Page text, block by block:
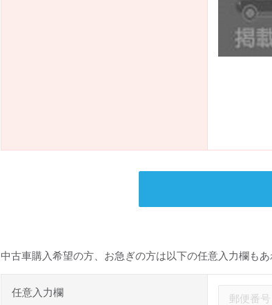
中古車購入希望の方、お急ぎの方は以下の任意入力欄も
任意入力欄